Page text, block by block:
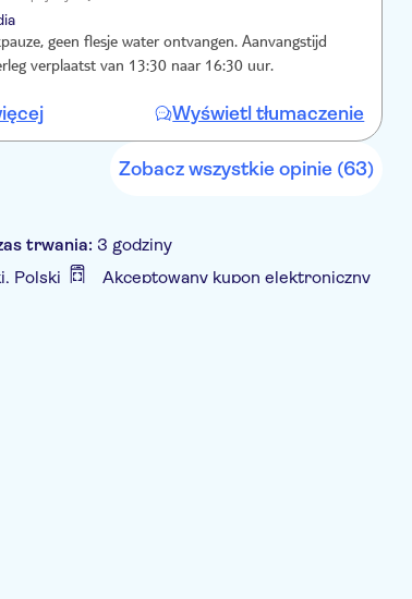
geen flesje water ontvangen. Aanvangstijd
verplaatst van 13:30 naar 16:30 uur.
Wyświetl tłumaczenie
Zobacz wszystkie opinie (63)
trwania: 3 godziny
Polski Akceptowany kupon elektroniczny